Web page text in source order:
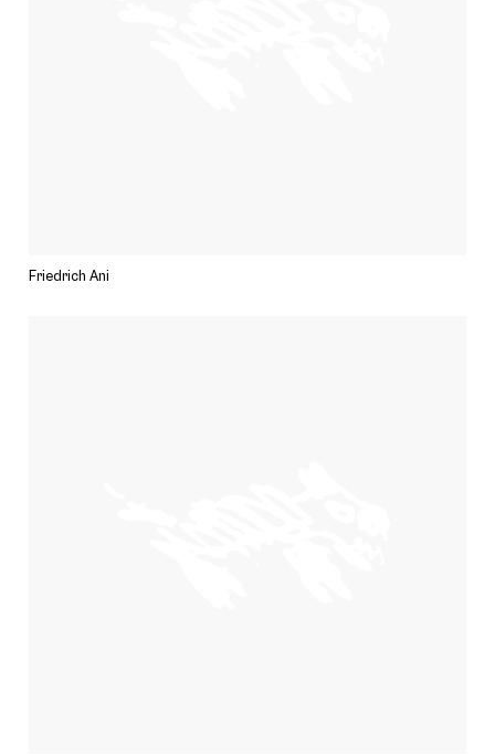
Friedrich Ani